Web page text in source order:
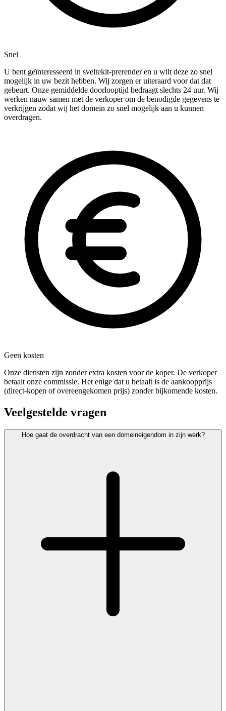
Snel
U bent geïnteresseerd in sveltekit-prerender en u wilt deze zo snel
mogelijk in uw bezit hebben. Wij zorgen er uiteraard voor dat dat
gebeurt. Onze gemiddelde doorlooptijd bedraagt slechts 24 uur. Wij
werken nauw samen met de verkoper om de benodigde gegevens te
verkrijgen zodat wij het domein zo snel mogelijk aan u kunnen
overdragen.
Geen kosten
Onze diensten zijn zonder extra kosten voor de koper. De verkoper
betaalt onze commissie. Het enige dat u betaalt is de aankoopprijs
(direct-kopen of overeengekomen prijs) zonder bijkomende kosten.
Veelgestelde vragen
Hoe gaat de overdracht van een domeineigendom in zijn werk?